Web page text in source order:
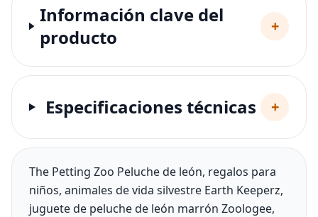
Información clave del
producto
+
Especificaciones técnicas +
The Petting Zoo Peluche de león, regalos para
niños, animales de vida silvestre Earth Keeperz,
juguete de peluche de león marrón Zoologee,